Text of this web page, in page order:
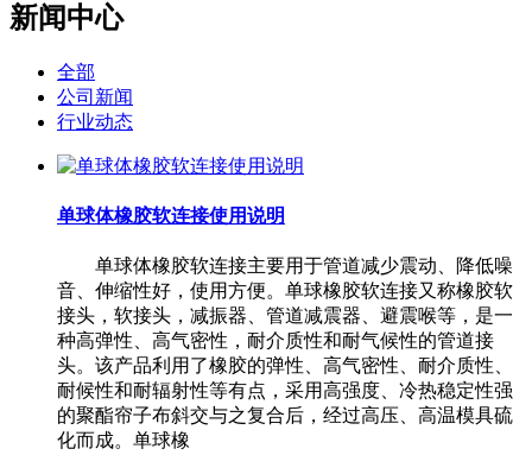
新闻中心
全部
公司新闻
行业动态
单球体橡胶软连接使用说明
单球体橡胶软连接主要用于管道减少震动、降低噪
音、伸缩性好，使用方便。单球橡胶软连接又称橡胶软
接头，软接头，减振器、管道减震器、避震喉等，是一
种高弹性、高气密性，耐介质性和耐气候性的管道接
头。该产品利用了橡胶的弹性、高气密性、耐介质性、
耐候性和耐辐射性等有点，采用高强度、冷热稳定性强
的聚酯帘子布斜交与之复合后，经过高压、高温模具硫
化而成。单球橡